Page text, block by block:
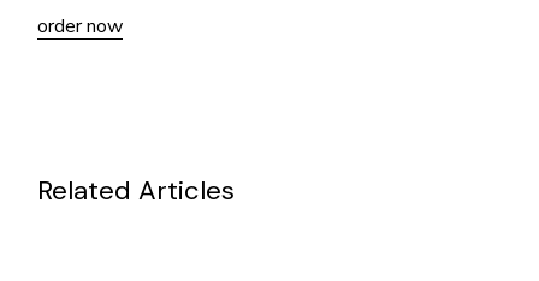
order now
Related Articles